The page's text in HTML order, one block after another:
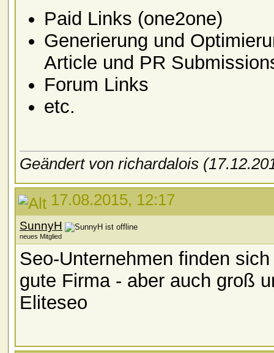
Paid Links (one2one)
Generierung und
Article und PR
Forum Links
etc.
Geändert von richardalois
17.08.2015, 12:17
SunnyH
neues Mitglied
Seo-Unternehmen finden
gute Firma - aber auch groß
Eliteseo